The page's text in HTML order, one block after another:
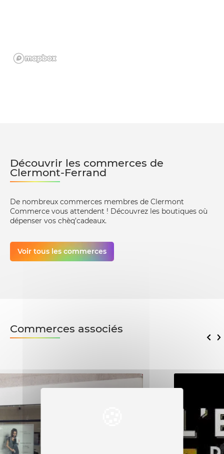
Découvrir les commerces de
Clermont-Ferrand
De nombreux commerces membres de Clermont
Commerce vous attendent ! Découvrez les boutiques où
dépenser vos chèq’cadeaux.
Voir tous les commerces
Commerces associés